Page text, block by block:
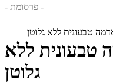
- פרסומת -
טבעונית ללא גלוטן
טבעונית ללא
גלוטן